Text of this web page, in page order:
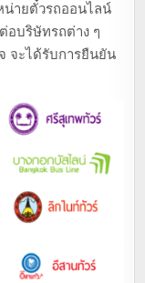
ายตั๋วรถออนไลน์
อบริษัทรถต่าง ๆ
จะได้รับการยืนยัน